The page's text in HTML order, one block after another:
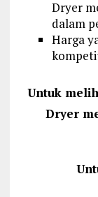
Dryer
dalam
Harga
Untuk
Dryer